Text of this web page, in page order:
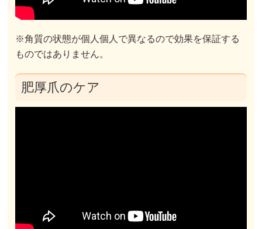
※角質の状態が個人個人で異なるので効果を保証する
ものではありません。
肥厚爪のケア